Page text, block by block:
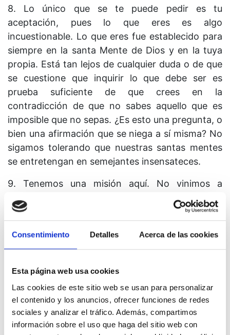
Consentimiento Detalles Acerca de las cookies
Esta página web usa cookies
Las cookies de este sitio web se usan para personalizar
el contenido y los anuncios, ofrecer funciones de redes
sociales y analizar el tráfico. Además, compartimos
información sobre el uso que haga del sitio web con
8. Lo único que se te puede pedir es tu
aceptación, pues lo que eres es algo
incuestionable. Lo que eres fue establecido para
siempre en la santa Mente de Dios y en la tuya
propia. Está tan lejos de cualquier duda o de que
se cuestione que inquirir lo que debe ser es
prueba suficiente de que crees en la
contradicción de que no sabes aquello que es
imposible que no sepas. ¿Es esto una pregunta, o
bien una afirmación que se niega a sí misma? No
sigamos tolerando que nuestras santas mentes
se entretengan en semejantes insensateces.
9. Tenemos una misión aquí. No vinimos a
reforzar la locura en la que una vez creímos. No
nos olvidemos del objetivo que
nuestra propia felicidad. Lo que aceptamos ser,
proclama lo que todo el mundo no puede sino ser
junto con nosotros. No les falles a tus hermanos,
mismo. Contémplalos con amor, para que
puedan saber que forman parte de ti y que tú
formas parte de ellos.